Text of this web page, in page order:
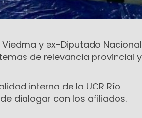
y ex-Diputado Nacional
de relevancia provincial y
interna de la UCR Río
dialogar con los afiliados.